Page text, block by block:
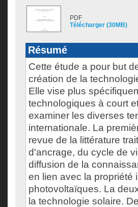
PDF
Télécharger (30MB)
Résumé
Cette étude a pour but
création de la
Elle vise plus
technologiques à court
examiner les diverses
internationale. La
revue de la littérature
d'ancrage, du cycle de
diffusion de la
en lien avec la propriété
photovoltaïques. La
la technologie solaire.